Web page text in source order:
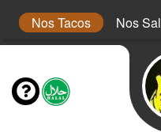
Nos Tacos Nos